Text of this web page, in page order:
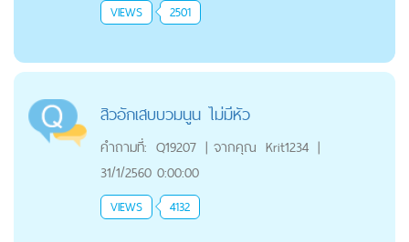
VIEWS 2501
สิวอักเสบบวมนูน ไม่มีหัว
คำถามที่: Q19207 | จากคุณ Krit1234 |
31/1/2560 0:00:00
VIEWS 4132